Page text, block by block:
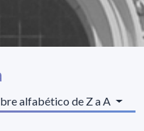
alfabético de Z a A